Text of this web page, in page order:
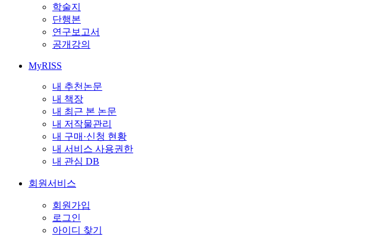
학술지
단행본
연구보고서
공개강의
MyRISS
내 추천논문
내 책장
내 최근 본 논문
내 저작물관리
내 구매·신청 현황
내 서비스 사용권한
내 관심 DB
회원서비스
회원가입
로그인
아이디 찾기